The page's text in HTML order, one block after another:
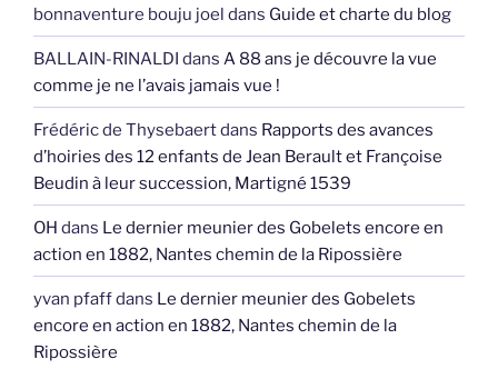
bonnaventure bouju joel dans Guide et charte du blog
BALLAIN-RINALDI dans A 88 ans je découvre la vue
comme je ne l’avais jamais vue !
Frédéric de Thysebaertdans Rapports des avances
d’hoiries des 12 enfants de Jean Berault et Françoise
Beudin à leur succession, Martigné 1539
OH dans Le dernier meunier des Gobelets encore en
action en 1882, Nantes chemin de la Ripossière
yvan pfaffdans Le dernier meunier des Gobelets
encore en action en 1882, Nantes chemin de la
Ripossière